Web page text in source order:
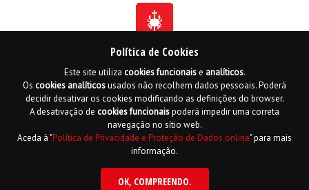
Política de Cookies
Este site utiliza cookiesfuncionaise analíticos.
Os cookies analíticosusados não recolhem dados pessoais. Poderá
decidir desativar os cookies modificando as definições do browser.
A desativação de cookiesfuncionaispoderá impedir uma correta
navegação no sítio web.
Aceda à "Política de Privacidade e Proteção de Dados online" para mais
informação.
OK, COMPREENDO.
Fundada em 1941
Membro Honorário da Ordem de Benemerência - 1966
Membro Honorário da Ordem de Cristo - 2006
Ordem do Infante D. Henrique - 2016
Livro de reclamações online
Política de Privacidade e Proteção de Dados
English
Copyright LPCC 2015 Desenvolvido porHi INTERACTIVE
porPTisp